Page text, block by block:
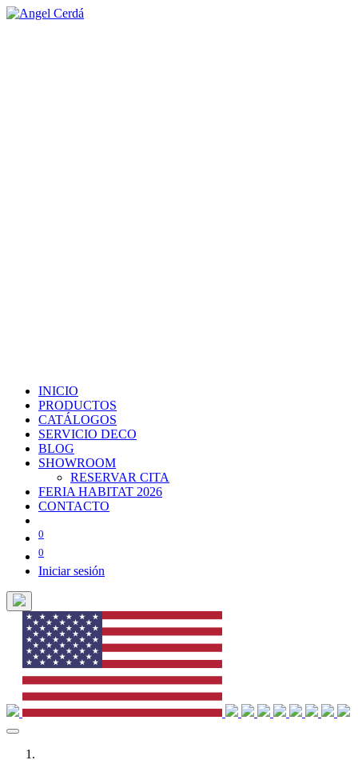
INICIO
PRODUCTOS
CATÁLOGOS
SERVICIO DECO
BLOG
SHOWROOM
RESERVAR CITA
FERIA HABITAT 2026
CONTACTO
0
0
Iniciar sesión